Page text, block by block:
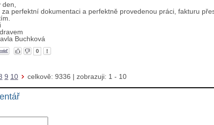
za perfektní dokumentaci a perfektně provedenou práci, fakturu
Buchková
0
9 10 celkově: 9336 | zobrazuji: 1 - 10